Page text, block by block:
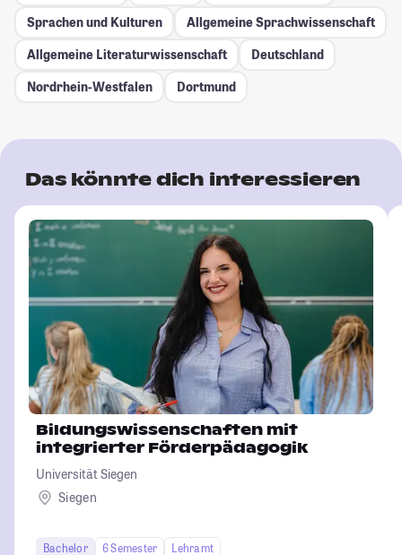
Sprachen und Kulturen
Allgemeine Sprachwissenschaft
Allgemeine Literaturwissenschaft
Deutschland
Nordrhein-Westfalen
Dortmund
Das könnte dich interessieren
Bildungswissenschaften mit
integrierter Förderpädagogik
Universität Siegen
Siegen
Bachelor 6 Semester
Lehramt